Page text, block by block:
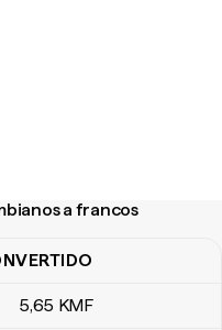
a francos
a francos
5,65 KMF